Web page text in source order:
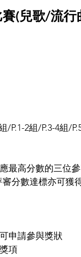
(兒歌/流
/P.1-2組/P.3-4組/
最高分數的三位
分數達標亦可獲
申請參與獎狀
項